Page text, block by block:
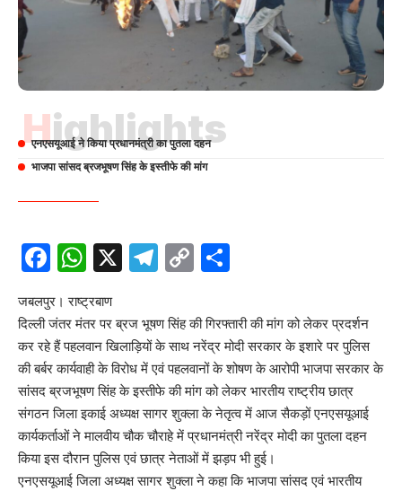
Highlights
एनएसयूआई ने किया प्रधानमंत्री का पुतला दहन
भाजपा सांसद ब्रजभूषण सिंह के इस्तीफे की मांग
Facebook
WhatsApp
X Telegram
Copy
जबलपुर। राष्ट्रबाण
दिल्ली जंतर मंतर पर ब्रज भूषण सिंह की गिरफ्तारी की मांग को लेकर प्रदर्शन
कर रहे हैं पहलवान खिलाड़ियों के साथ नरेंद्र मोदी सरकार के इशारे पर पुलिस
की बर्बर कार्यवाही के विरोध में एवं पहलवानों के शोषण के आरोपी भाजपा सरकार के
सांसद ब्रजभूषण सिंह के इस्तीफे की मांग को लेकर भारतीय राष्ट्रीय छात्र
संगठन जिला इकाई अध्यक्ष सागर शुक्ला के नेतृत्व में आज सैकड़ों एनएसयूआई
कार्यकर्ताओं ने मालवीय चौक चौराहे में प्रधानमंत्री नरेंद्र मोदी का पुतला दहन
किया इस दौरान पुलिस एवं छात्र नेताओं में झड़प भी हुई।
एनएसयूआई जिला अध्यक्ष सागर शुक्ला ने कहा कि भाजपा सांसद एवं भारतीय